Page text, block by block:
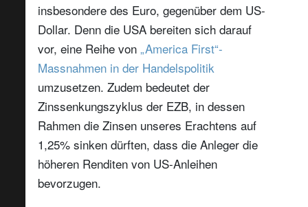
insbesondere des Euro, gegenüber dem US-
Dollar. Denn die USA bereiten sich darauf
vor, eine Reihe von „America First“-
Massnahmen in der Handelspolitik
umzusetzen. Zudem bedeutet der
Zinssenkungszyklus der EZB, in dessen
Rahmen die Zinsen unseres Erachtens auf
1,25% sinken dürften, dass die Anleger die
höheren Renditen von US-Anleihen
bevorzugen.